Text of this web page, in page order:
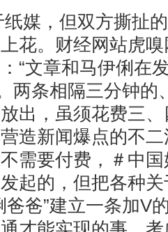
媒，但双方撕扯
花。财经网站虎
“文章和马伊俐在
两条相隔三分钟
出，虽须花费三
造新闻爆点的不
需要付费，＃中
起的，但把各种
爸爸”建立一条加V